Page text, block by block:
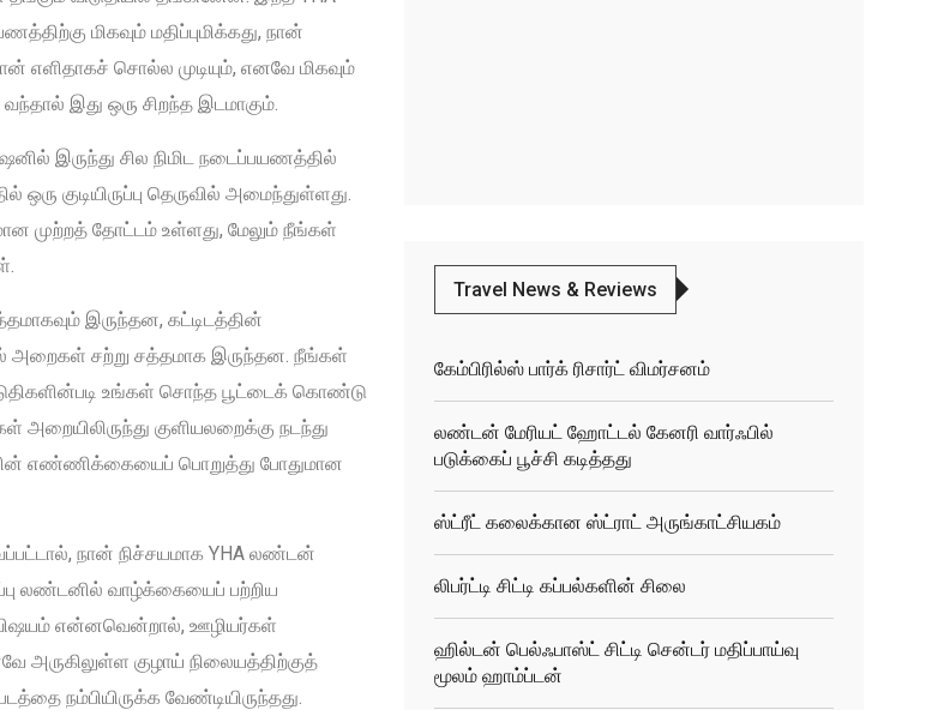
மிகவும் மதிப்புமிக்கது, நான்
எளிதாகச் சொல்ல முடியும், எனவே மிகவும்
இது ஒரு சிறந்த இடமாகும்.
இருந்து சில நிமிட நடைப்பயணத்தில்
குடியிருப்பு தெருவில் அமைந்துள்ளது.
முற்றத் தோட்டம் உள்ளது, மேலும் நீங்கள்
இருந்தன, கட்டிடத்தின்
அறைகள் சற்று சத்தமாக இருந்தன. நீங்கள்
உங்கள் சொந்த பூட்டைக் கொண்டு
குளியலறைக்கு நடந்து
எண்ணிக்கையைப் பொறுத்து போதுமான
நான் நிச்சயமாக YHA லண்டன்
லண்டனில் வாழ்க்கையைப் பற்றிய
விஷயம் என்னவென்றால், ஊழியர்கள்
அருகிலுள்ள குழாய் நிலையத்திற்குத்
நம்பியிருக்க வேண்டியிருந்தது.
Travel News & Reviews
கேம்பிரில்ஸ் பார்க் ரிசார்ட் விமர்சனம்
லண்டன் மேரியட் ஹோட்டல் கேனரி வார்ஃபில்
படுக்கைப் பூச்சி கடித்தது
ஸ்ட்ரீட் கலைக்கான ஸ்ட்ராட் அருங்காட்சியகம்
லிபர்ட்டி சிட்டி கப்பல்களின் சிலை
ஹில்டன் பெல்ஃபாஸ்ட் சிட்டி சென்டர் மதிப்பாய்வு
மூலம் ஹாம்ப்டன்